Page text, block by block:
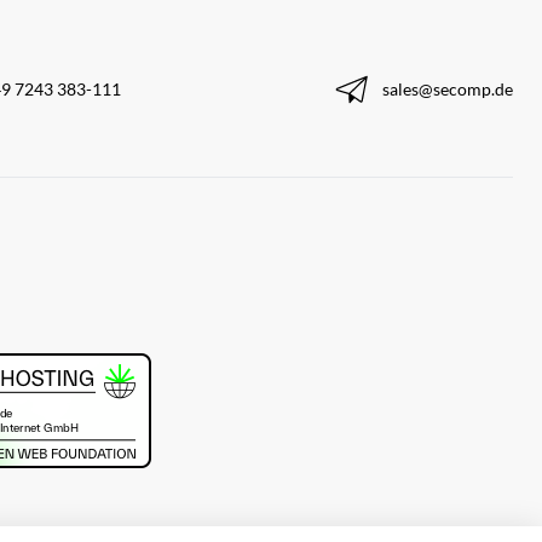
7243 383-111 sales@secomp.de